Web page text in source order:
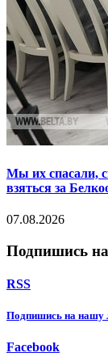
Мы их спасали,
взяться за
07.08.2026
Подпишись
RSS
Подпишиcь на нашу
Facebook